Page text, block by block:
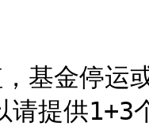
基金停运
请提供